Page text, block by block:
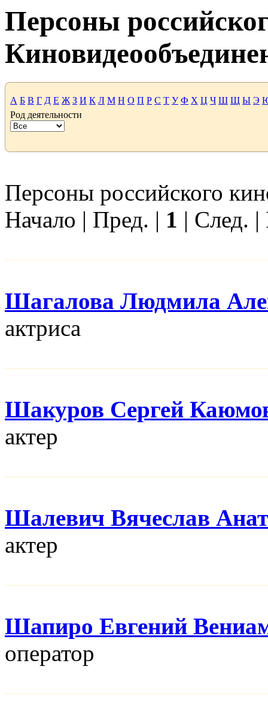
Персоны
А Б В Г Д Е Ж З И К Л М Н О П Р С Т У Ф Х Ц Ч Ш Щ Ы Э
Род деятельности
Персоны российского
Начало | Пред. | 1 | След.
Шагалова Людмила
актриса
Шакуров Сергей
актер
Шалевич Вячеслав
актер
Шапиро Евгений
оператор